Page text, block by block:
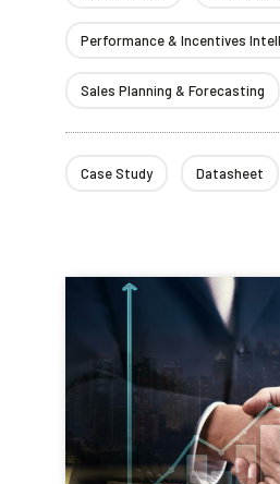
Performance & Incentives
Sales Planning & Forecasting
Case Study Datasheet